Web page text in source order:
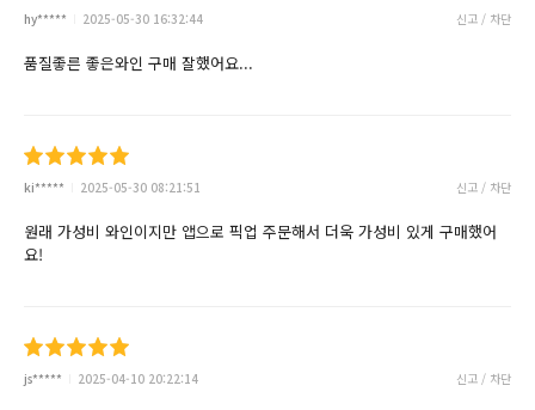
hy***** 2025-05-30 16:32:44 신고 / 차단
품질좋른 좋은와인 구매 잘했어요...
ki***** 2025-05-30 08:21:51 신고 / 차단
원래 가성비 와인이지만 앱으로 픽업 주문해서 더욱 가성비 있게 구매했어
요!
js***** 2025-04-10 20:22:14 신고 / 차단